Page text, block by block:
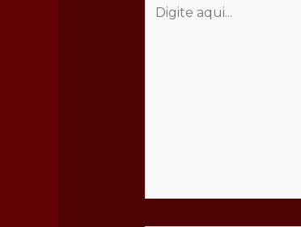
aqui...